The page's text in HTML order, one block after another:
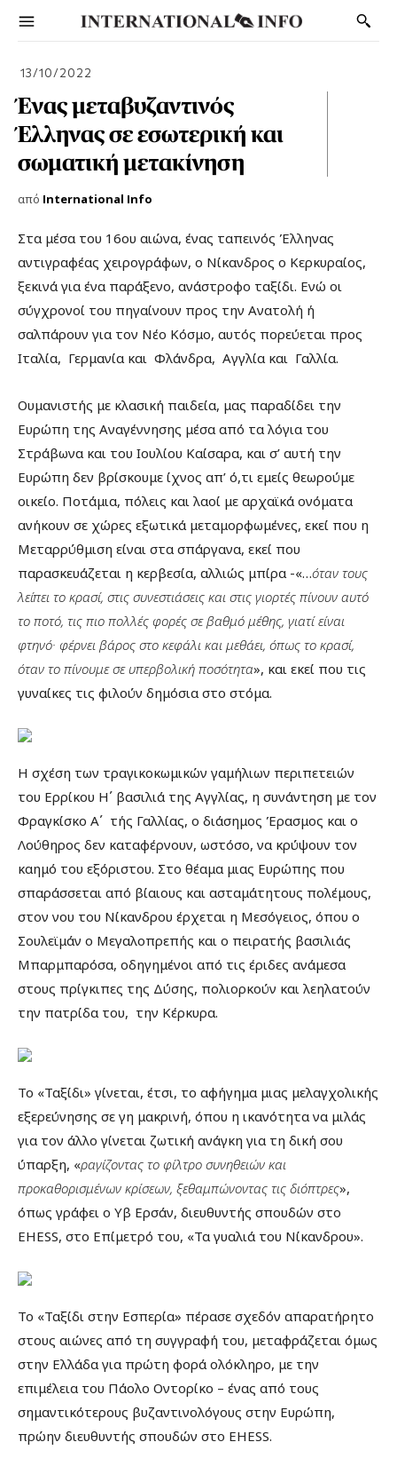
13/10/2022
Ένας μεταβυζαντινός
Έλληνας σε εσωτερική και
σωματική μετακίνηση
από International Info
Στα μέσα του 16ου αιώνα, ένας ταπεινός Έλληνας
αντιγραφέας χειρογράφων, ο Νίκανδρος ο Κερκυραίος,
ξεκινά για ένα παράξενο, ανάστροφο ταξίδι. Ενώ οι
σύγχρονοί του πηγαίνουν προς την Ανατολή ή
σαλπάρουν για τον Νέο Κόσμο, αυτός πορεύεται προς
Ιταλία, Γερμανία και Φλάνδρα, Αγγλία και Γαλλία.
Ουμανιστής με κλασική παιδεία, μας παραδίδει την
Ευρώπη της Αναγέννησης μέσα από τα λόγια του
Στράβωνα και του Ιουλίου Καίσαρα, και σ’ αυτή την
Ευρώπη δεν βρίσκουμε ίχνος απ’ ό,τι εμείς θεωρούμε
οικείο. Ποτάμια, πόλεις και λαοί με αρχαϊκά ονόματα
ανήκουν σε χώρες εξωτικά μεταμορφωμένες, εκεί που η
Μεταρρύθμιση είναι στα σπάργανα, εκεί που
παρασκευάζεται η κερβεσία, αλλιώς μπίρα -«…όταν τους
λείπει το κρασί, στις συνεστιάσεις και στις γιορτές πίνουν αυτό
το ποτό, τις πιο πολλές φορές σε βαθμό μέθης, γιατί είναι
φτηνό· φέρνει βάρος στο κεφάλι και μεθάει, όπως το κρασί,
όταν το πίνουμε σε υπερβολική ποσότητα», και εκεί που τις
γυναίκες τις φιλούν δημόσια στο στόμα.
Η σχέση των τραγικοκωμικών γαμήλιων περιπετειών
του Ερρίκου Η΄ βασιλιά της Αγγλίας, η συνάντηση με τον
Φραγκίσκο Α΄ τής Γαλλίας, ο διάσημος Έρασμος και ο
Λούθηρος δεν καταφέρνουν, ωστόσο, να κρύψουν τον
καημό του εξόριστου. Στο θέαμα μιας Ευρώπης που
σπαράσσεται από βίαιους και ασταμάτητους πολέμους,
στον νου του Νίκανδρου έρχεται η Μεσόγειος, όπου ο
Σουλεϊμάν ο Μεγαλοπρεπής και ο πειρατής βασιλιάς
Μπαρμπαρόσα, οδηγημένοι από τις έριδες ανάμεσα
στους πρίγκιπες της Δύσης, πολιορκούν και λεηλατούν
την πατρίδα του, την Κέρκυρα.
Το «Ταξίδι» γίνεται, έτσι, το αφήγημα μιας μελαγχολικής
εξερεύνησης σε γη μακρινή, όπου η ικανότητα να μιλάς
για τον άλλο γίνεται ζωτική ανάγκη για τη δική σου
ύπαρξη, «ραγίζοντας το φίλτρο συνηθειών και
προκαθορισμένων κρίσεων, ξεθαμπώνοντας τις διόπτρες»,
όπως γράφει ο Υβ Ερσάν, διευθυντής σπουδών στο
EHESS, στο Επίμετρό του, «Τα γυαλιά του Νίκανδρου».
Το «Ταξίδι στην Εσπερία» πέρασε σχεδόν απαρατήρητο
στους αιώνες από τη συγγραφή του, μεταφράζεται όμως
στην Ελλάδα για πρώτη φορά ολόκληρο, με την
επιμέλεια του Πάολο Οντορίκο – ένας από τους
σημαντικότερους βυζαντινολόγους στην Ευρώπη,
πρώην διευθυντής σπουδών στο EHESS.